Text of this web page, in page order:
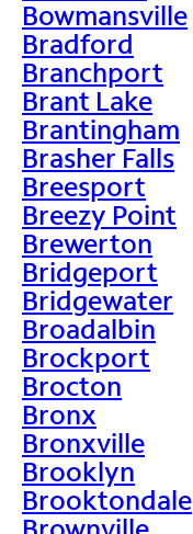
Bowmansville
Bradford
Branchport
Brant Lake
Brantingham
Brasher Falls
Breesport
Breezy Point
Brewerton
Bridgeport
Bridgewater
Broadalbin
Brockport
Brocton
Bronx
Bronxville
Brooklyn
Brooktondale